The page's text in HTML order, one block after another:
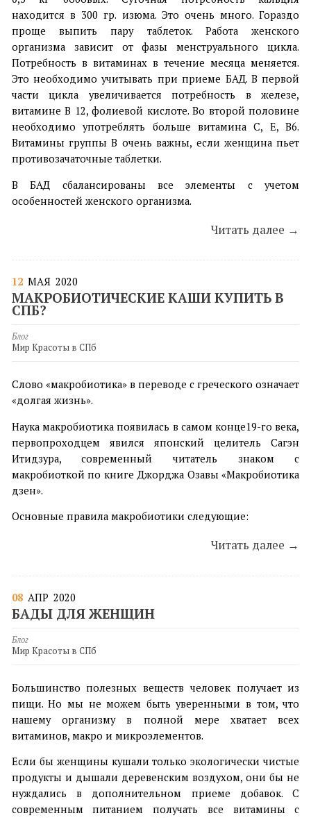
находится в 300 гр. изюма. Это очень много. Гораздо
проще выпить пару таблеток. Работа женского
организма зависит от фазы менструального цикла.
Потребность в витаминах в течение месяца меняется.
Это необходимо учитывать при приеме БАД. В первой
части цикла увеличивается потребность в железе,
витамине В 12, фолиевой кислоте. Во второй половине
необходимо употреблять больше витамина С, Е, В6.
Витамины группы В очень важны, если женщина пьет
противозачаточные таблетки.
В БАД сбалансированы все элементы с учетом
особенностей женского организма.
Читать далее →
12 МАЯ 2020
МАКРОБИОТИЧЕСКИЕ КАШИ КУПИТЬ В
СПБ?
Блог
Мир Красоты в СПб
Слово «макробиотика» в переводе с греческого означает
«долгая жизнь».
Наука макробиотика появилась в самом конце19-го века,
первопроходцем явился японский целитель Сагэн
Итидзура, современный читатель знаком с
макробиоткой по книге Джорджа Озавы «Макробиотика
дзен».
Основные правила макробиотики следующие:
Читать далее →
08 АПР 2020
БАДЫ ДЛЯ ЖЕНЩИН
Блог
Мир Красоты в СПб
Большинство полезных веществ человек получает из
пищи. Но мы не можем быть уверенными в том, что
нашему организму в полной мере хватает всех
витаминов, макро и микроэлементов.
Если бы женщины кушали только экологически чистые
продукты и дышали деревенским воздухом, они бы не
нуждались в дополнительном приеме добавок. С
современным питанием получать все витамины с